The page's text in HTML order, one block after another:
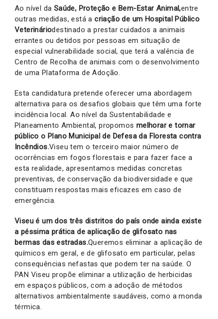
Ao nível da Saúde, Proteção e Bem-Estar Animal,entre
outras medidas, está acriação de um Hospital Público
Veterináriodestinado a prestar cuidados a animais
errantes ou detidos por pessoas em situação de
especial vulnerabilidade social, que terá a valência de
Centro de Recolha de animais com o desenvolvimento
de uma Plataforma de Adoção.
Esta candidatura pretende oferecer uma abordagem
alternativa para os desafios globais que têm uma forte
incidência local. Ao nível da Sustentabilidade e
Planeamento Ambiental, propomos melhorar e tornar
público o Plano Municipal de Defesa da Floresta contra
Incêndios.Viseu tem o terceiro maior número de
ocorrências em fogos florestais e para fazer face a
esta realidade, apresentamos medidas concretas
preventivas, de conservação da biodiversidade e que
constituam respostas mais eficazes em caso de
emergência.
Viseu é um dos três distritos do país onde ainda existe
a péssima prática de aplicação de glifosato nas
bermas das estradas.Queremos eliminar a aplicação de
químicos em geral, e de glifosato em particular, pelas
consequências nefastas que podem ter na saúde. O
PAN Viseu propõe eliminar a utilização de herbicidas
em espaços públicos, com a adoção de métodos
alternativos ambientalmente saudáveis, como a monda
térmica.